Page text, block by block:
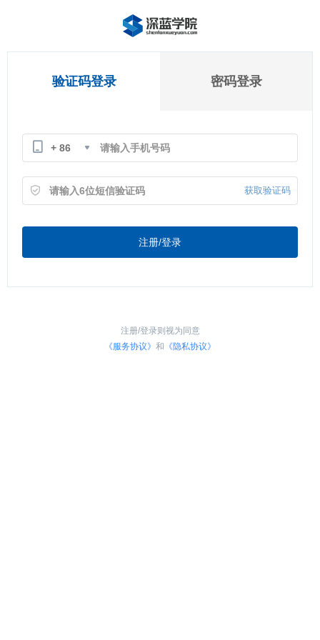
验证码登录 密码登录
+ 86
获取验证码
注册/登录
注册/登录则视为同意
《服务协议》 和 《隐私协议》